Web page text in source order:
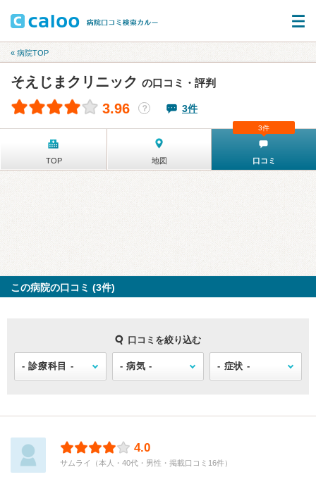
« 病院TOP
そえじまクリニック の口コミ・評判
3.96 ？ 3件
TOP 地図 口コミ
3件
この病院の口コミ (3件)
口コミを絞り込む
4.0
サムライ（本人・40代・男性・掲載口コミ16件）